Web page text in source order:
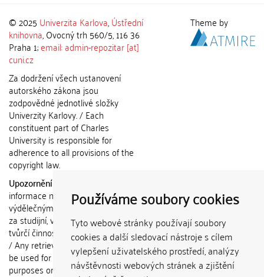
Používáme soubory cookies
Tyto webové stránky používají soubory
cookies a další sledovací nástroje s cílem
vylepšení uživatelského prostředí, analýzy
návštěvnosti webových stránek a zjištění
© 2025 Univerzita Karlova,Ústřední
knihovna, Ovocný trh 560/5, 116 36
Praha 1;email: admin-repozitar [at]
cuni.cz
Za dodržení všech ustanovení
autorského zákona jsou
zodpovědné jednotlivé složky
Univerzity Karlovy. / Each
constituent part of Charles
University is responsible for
adherence to all provisions of the
copyright law.
Upozornění / Notice:
informace nemohou být použity k
výdělečným účelům nebo vydávány
za studijní, vědeckou nebo jinou
tvůrčí činnost jiné osoby než autora.
/ Any retrieved information shall not
be used for any commercial
purposes or claimed as results of
Theme by